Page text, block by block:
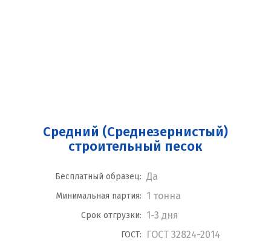
Средний (Среднезернистый)
строительный песок
Бесплатный образец: Да
Минимальная партия: 1 тонна
Срок отгрузки: 1-3 дня
ГОСТ: ГОСТ 32824-2014